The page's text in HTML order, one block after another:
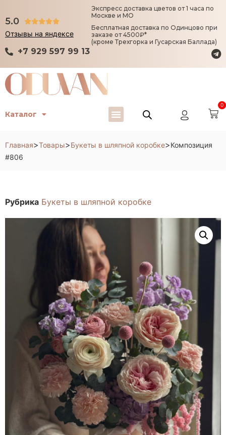
5.0 
Отзывы на яндексе
Экспресс доставка цветов от 1 часа по
Москве и МО
Бесплатная доставка по Одинцово при
заказе от 4500₽*
(кроме Трехгорка и Гусарская Баллада)
+7 929 597 99 13
Каталог
0
Главная>Товары>Букеты в шляпной коробке>Композиция
#806
Рубрика Букеты в шляпной коробке